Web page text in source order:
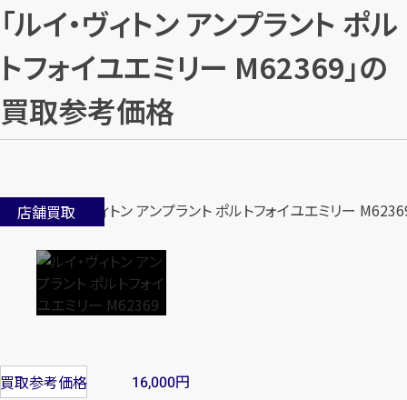
「ルイ・ヴィトン アンプラント ポル
トフォイユエミリー M62369」の
買取参考価格
店舗買取
買取参考価格 16,000円